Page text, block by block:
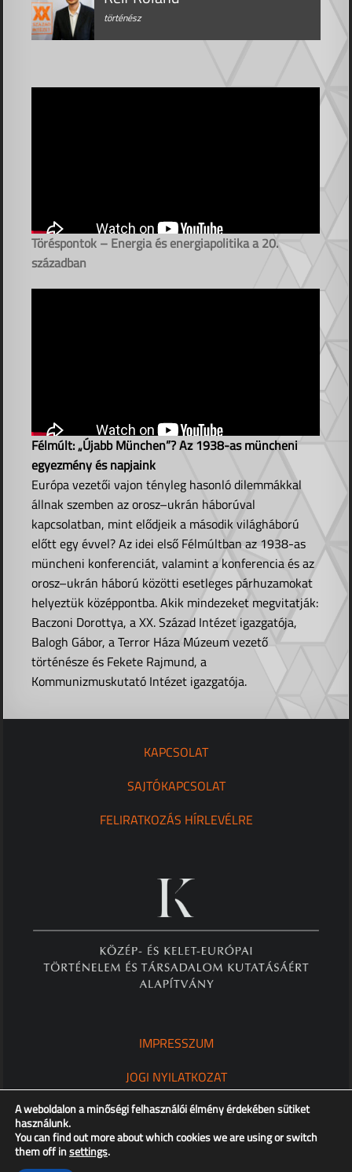
történész
Töréspontok – Energia és energiapolitika a 20.
században
Félmúlt: „Újabb München”? Az 1938-as müncheni
egyezmény és napjaink
Európa vezetői vajon tényleg hasonló dilemmákkal
állnak szemben az orosz–ukrán háborúval
kapcsolatban, mint elődjeik a második világháború
előtt egy évvel? Az idei első Félmúltban az 1938-as
müncheni konferenciát, valamint a konferencia és az
orosz–ukrán háború közötti esetleges párhuzamokat
helyeztük középpontba. Akik mindezeket megvitatják:
Baczoni Dorottya, a XX. Század Intézet igazgatója,
Balogh Gábor, a Terror Háza Múzeum vezető
történésze és Fekete Rajmund, a
Kommunizmuskutató Intézet igazgatója.
KAPCSOLAT
SAJTÓKAPCSOLAT
FELIRATKOZÁS HÍRLEVÉLRE
IMPRESSZUM
JOGI NYILATKOZAT
ADATKEZELÉSI TÁJÉKOZTATÓ
A weboldalon a minőségi felhasználói élmény érdekében sütiket
használunk.
You can find out more about which cookies we are using or switch
them off insettings.